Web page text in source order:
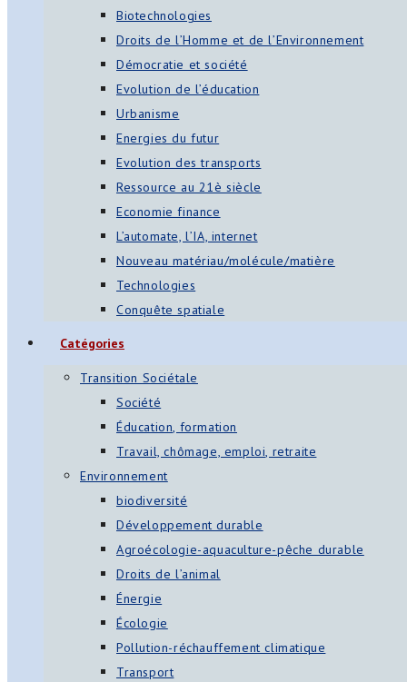
Biotechnologies
Droits de l’Homme et de l’Environnement
Démocratie et société
Evolution de l’éducation
Urbanisme
Energies du futur
Evolution des transports
Ressource au 21è siècle
Economie finance
L’automate, l’IA, internet
Nouveau matériau/molécule/matière
Technologies
Conquête spatiale
Catégories
Transition Sociétale
Société
Éducation, formation
Travail, chômage, emploi, retraite
Environnement
biodiversité
Développement durable
Agroécologie-aquaculture-pêche durable
Droits de l’animal
Énergie
Écologie
Pollution-réchauffement climatique
Transport